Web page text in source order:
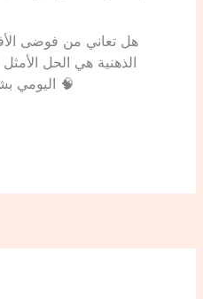
هل تعاني من فوضى
الذهنية هي الحل
اليومي بشكل مذهل جداً وبدون تعقيد 🧠